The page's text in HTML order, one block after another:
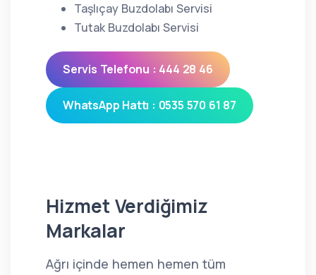
Taşlıçay Buzdolabı Servisi
Tutak Buzdolabı Servisi
Servis Telefonu : 444 28 46
WhatsApp Hattı : 0535 570 61 87
Hizmet Verdiğimiz
Markalar
Ağrı içinde hemen hemen tüm